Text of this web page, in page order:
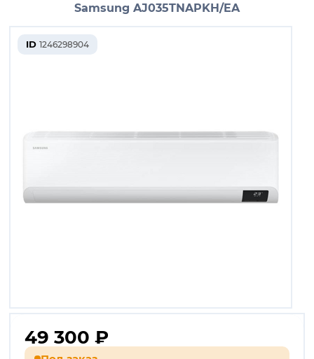
Samsung AJ035TNAPKH/EA
ID 1246298904
49 300 ₽